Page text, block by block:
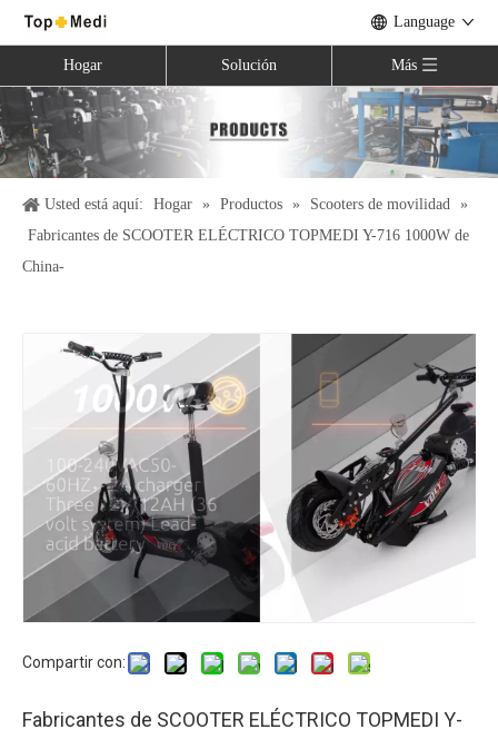
Language
Hogar Solución Más
Usted está aquí: Hogar » Productos » Scooters de movilidad »
Fabricantes de SCOOTER ELÉCTRICO TOPMEDI Y-716 1000W de
China-
Compartir con:
Fabricantes de SCOOTER ELÉCTRICO TOPMEDI Y-